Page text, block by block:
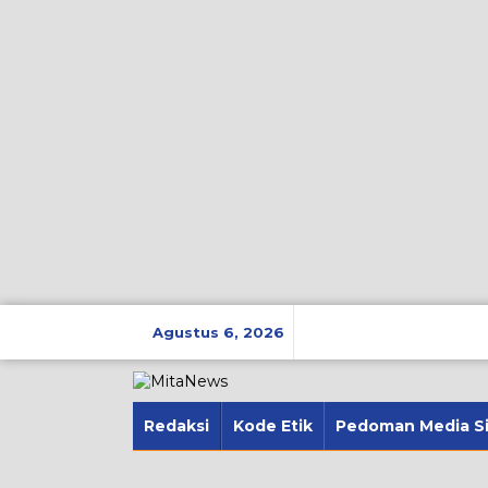
Agustus 6, 2026
Redaksi Kode Etik Pedoman Media